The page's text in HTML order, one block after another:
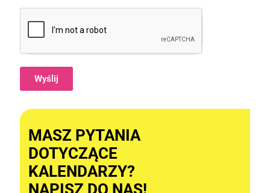
Wyślij
MASZ PYTANIA
DOTYCZĄCE
KALENDARZY?
NAPISZ DO NAS!